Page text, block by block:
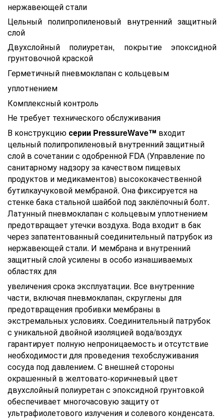
нержавеющей стали
Цельный полипропиленовый внутренний защитный
слой
Двухслойный полиуретан, покрытие эпоксидной
грунтовочной краской
Герметичный пневмоклапан с кольцевым
уплотнением
Комплексный контроль
Не требует технического обслуживания
В конструкцию серии PressureWave™ входит
цельный полипропиленовый внутренний защитный
слой в сочетании с одобренной FDA (Управление по
санитарному надзору за качеством пищевых
продуктов и медикаментов) высококачественной
бутилкаучуковой мембраной. Она фиксируется на
стенке бака стальной шайбой под заклёпочный болт.
Латунный пневмоклапанс кольцевым уплотнением
предотвращает утечки воздуха. Вода входит в бак
через запатентованный соединительный патрубок из
нержавеющей стали. И мембрана и внутренний
защитный слой усилены в особо изнашиваемых
областях для
увеличения срока эксплуатации. Все внутренние
части, включая пневмоклапан, скруглены для
предотвращения пробивки мембраны в
экстремальных условиях. Соединительный патрубок
с уникальной двойной изоляцией вода/воздух
гарантирует полную непроницаемость и отсутствие
необходимости для проведения техобслуживания
сосуда под давлением. С внешней стороны
окрашенный в желтовато-коричневый цвет
двухслойный полиуретан с эпоксидной грунтовкой
обеспечивает многочасовую защиту от
ультрафиолетового излучения и солевого конденсата.